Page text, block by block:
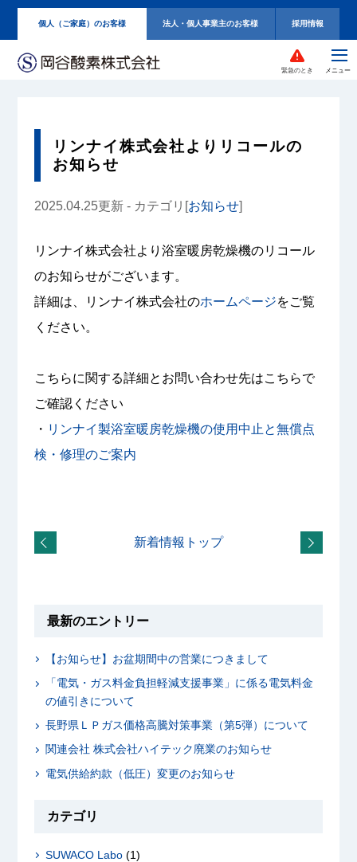
個人（ご家庭）のお客様 法人・個人事業主のお客様 採用情報
緊急のとき
リンナイ株式会社よりリコールの
お知らせ
2025.04.25更新 - カテゴリ[お知らせ]
リンナイ株式会社より浴室暖房乾燥機のリコール
のお知らせがございます。
詳細は、リンナイ株式会社のホームページをご覧
ください。
こちらに関する詳細とお問い合わせ先はこちらで
ご確認ください
・ リンナイ製浴室暖房乾燥機の使用中止と無償点
検・修理のご案内
新着情報トップ
最新のエントリー
【お知らせ】お盆期間中の営業につきまして
「電気・ガス料金負担軽減支援事業」に係る電気料金
の値引きについて
長野県ＬＰガス価格高騰対策事業（第5弾）について
関連会社 株式会社ハイテック廃業のお知らせ
電気供給約款（低圧）変更のお知らせ
カテゴリ
SUWACO Labo(1)